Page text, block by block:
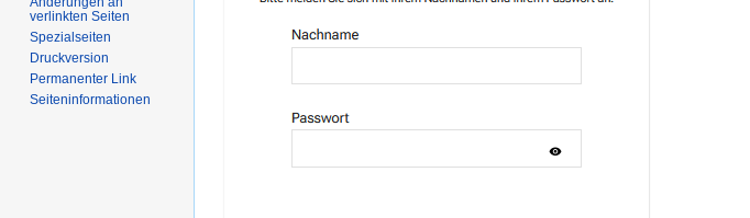
verlinkten Seiten
Spezialseiten
Druckversion
Permanenter Link
Seiten­­informationen